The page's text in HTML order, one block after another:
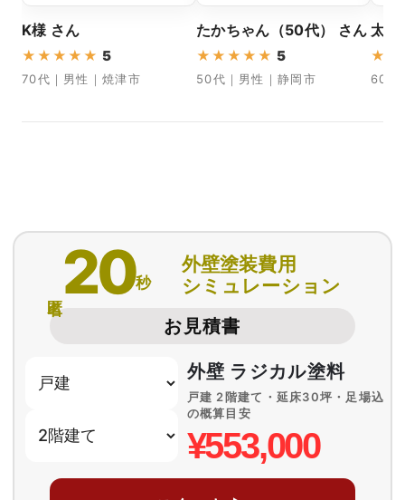
K様 さん
★ ★ ★ ★ ★ 5
70代｜男性｜焼津市
たかちゃん（50代） さん
★ ★ ★ ★ ★ 5
50代｜男性｜静岡市
太郎
★
60代
20秒
外壁塗装費用
シミュレーション
お見積書
外壁 ラジカル塗料
戸建 2階建て・延床30坪・足場込
の概算目安
¥553,000